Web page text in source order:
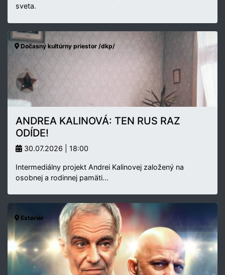
sveta.
Dočasný kultúrny priestor /dkp/
ANDREA KALINOVÁ: TEN RUS RAZ
ODÍDE!
30.07.2026 | 18:00
Intermediálny projekt Andrei Kalinovej založený na
osobnej a rodinnej pamäti…
Exteriér